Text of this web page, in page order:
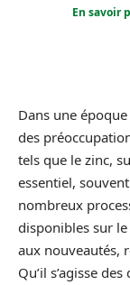
En savoir
Dans une
des
tels que le zinc,
essentiel,
nombreux
disponibles sur
aux nouveautés,
Qu’il s’agisse